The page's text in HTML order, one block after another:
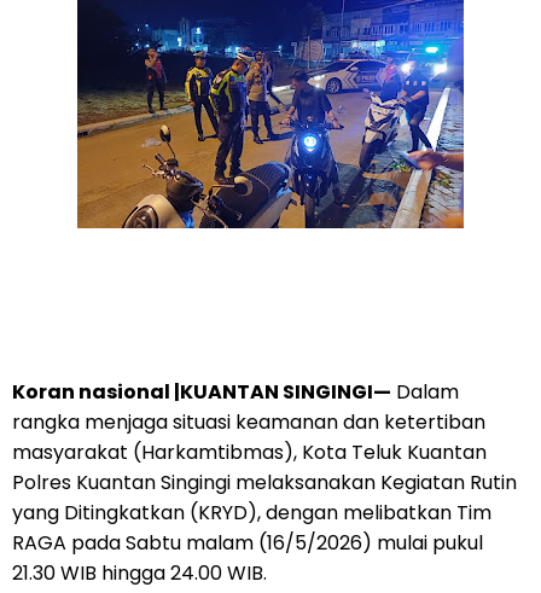
Koran nasional |KUANTAN SINGINGI— Dalam
rangka menjaga situasi keamanan dan ketertiban
masyarakat (Harkamtibmas), Kota Teluk Kuantan
Polres Kuantan Singingi melaksanakan Kegiatan Rutin
yang Ditingkatkan (KRYD), dengan melibatkan Tim
RAGA pada Sabtu malam (16/5/2026) mulai pukul
21.30 WIB hingga 24.00 WIB.